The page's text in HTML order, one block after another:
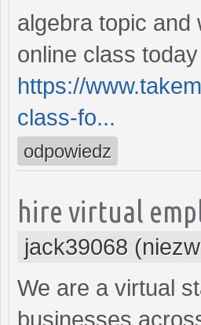
algebra topic and
online class
https://
class-fo...
odpowiedz
hire virtual
jack39068
We are a virtual
businesses